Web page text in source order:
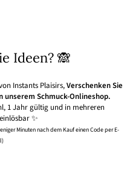
Ideen? 🙈
Instants Plaisirs,Verschenken Sie
unserem Schmuck-Onlineshop.
1 Jahr gültig und in mehreren
✨
Minuten nach dem Kauf einen Code per E-